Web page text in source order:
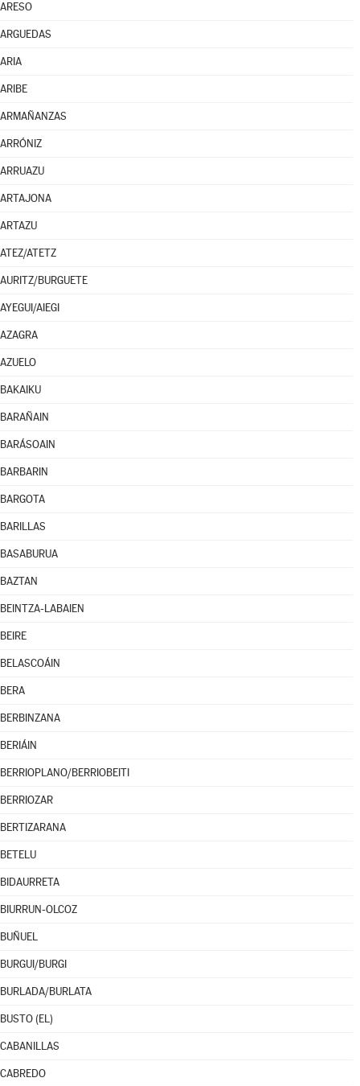
ARESO
ARGUEDAS
ARIA
ARIBE
ARMAÑANZAS
ARRÓNIZ
ARRUAZU
ARTAJONA
ARTAZU
ATEZ/ATETZ
AURITZ/BURGUETE
AYEGUI/AIEGI
AZAGRA
AZUELO
BAKAIKU
BARAÑAIN
BARÁSOAIN
BARBARIN
BARGOTA
BARILLAS
BASABURUA
BAZTAN
BEINTZA-LABAIEN
BEIRE
BELASCOÁIN
BERA
BERBINZANA
BERIÁIN
BERRIOPLANO/BERRIOBEITI
BERRIOZAR
BERTIZARANA
BETELU
BIDAURRETA
BIURRUN-OLCOZ
BUÑUEL
BURGUI/BURGI
BURLADA/BURLATA
BUSTO (EL)
CABANILLAS
CABREDO